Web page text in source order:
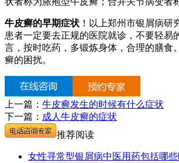
牛皮癣的早期症状 ！以上郑州市银屑病研
患者一定要去正规的医院就诊，不要轻易
言，按时吃药，多锻炼身体，合理的膳食
癣的困扰。
上一篇： 牛皮癣发生的时候有什么症状
下一篇： 成人牛皮癣的症状
推荐阅读
女性寻常型银屑病中医用药包括哪